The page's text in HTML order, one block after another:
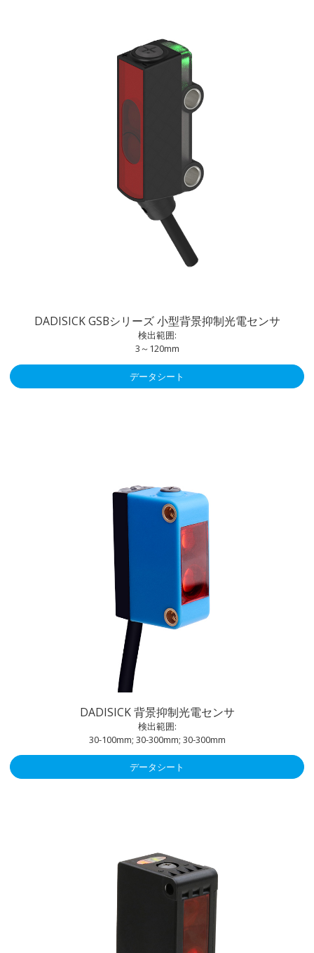
DADISICK GSBシリーズ 小型背景抑制光電センサ
検出範囲:
3～120mm
データシート
DADISICK 背景抑制光電センサ
検出範囲:
30-100mm; 30-300mm; 30-300mm
データシート